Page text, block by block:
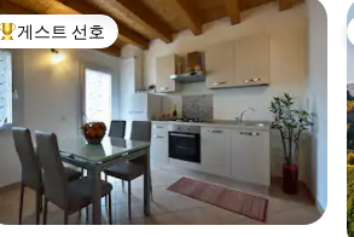
상위 게스트 선호
게스트 선호